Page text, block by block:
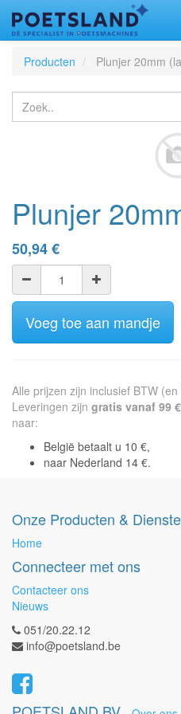
Producten
Plunjer 20mm
Plunjer
50,94€
Voeg toe aan mandje
Alle prijzen zijn inclusief BTW
Leveringen zijn gratis vanaf 99 €
naar:
België betaalt u 10 €,
naar Nederland 14 €.
Onze Producten &
Home
Connecteer met ons
Contacteer ons
Nieuws
051/20.22.12
info@poetsland.be